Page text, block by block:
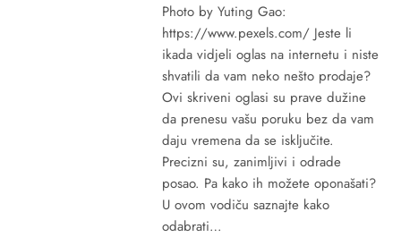
Photo by Yuting Gao:
https://www.pexels.com/ Jeste li
ikada vidjeli oglas na internetu i niste
shvatili da vam neko nešto prodaje?
Ovi skriveni oglasi su prave dužine
da prenesu vašu poruku bez da vam
daju vremena da se isključite.
Precizni su, zanimljivi i odrade
posao. Pa kako ih možete oponašati?
U ovom vodiču saznajte kako
odabrati…